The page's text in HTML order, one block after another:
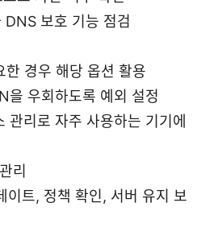
보호 기능 점검
한 경우 해당 옵션 활용
을 우회하도록 예외 설정
관리로 자주 사용하는 기기에
리
이트, 정책 확인, 서버 유지 보